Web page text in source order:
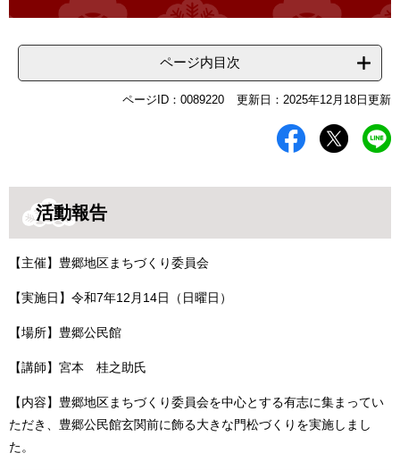
ページ内目次
ページID：0089220 更新日：2025年12月18日更新
活動報告
【主催】豊郷地区まちづくり委員会
【実施日】令和7年12月14日（日曜日）
【場所】豊郷公民館
【講師】宮本 桂之助氏
【内容】豊郷地区まちづくり委員会を中心とする有志に集まってい
ただき、豊郷公民館玄関前に飾る大きな門松づくりを実施しまし
た。